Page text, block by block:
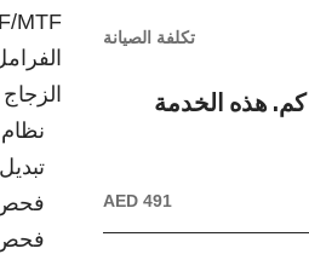
تكلفة الصيانة
يجب إجراء تغيير إلزامي للزيت والفلتر على مسافة 1000 كم. هذه الخدمة
AED 491
الزجاج
فحص
فحص